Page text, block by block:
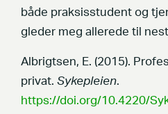
både praksisstudent og
gleder meg allerede til
Albrigtsen, E. (2015).
privat. Sykepleien.
https://doi.org/10.4220/